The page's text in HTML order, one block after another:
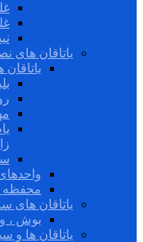
یاتاقان های
محفظه
یاتاقان های
بوش ،
یاتاقان ها